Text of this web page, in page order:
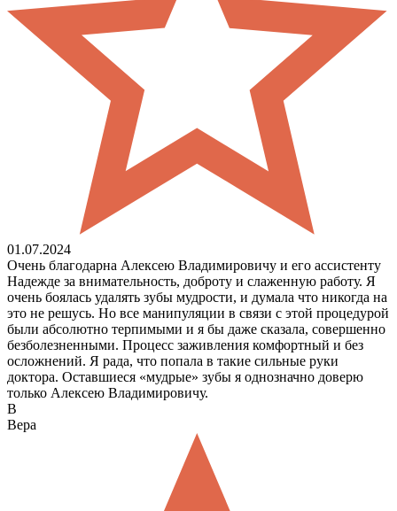
01.07.2024
Очень благодарна Алексею Владимировичу и его ассистенту
Надежде за внимательность, доброту и слаженную работу. Я
очень боялась удалять зубы мудрости, и думала что никогда на
это не решусь. Но все манипуляции в связи с этой процедурой
были абсолютно терпимыми и я бы даже сказала, совершенно
безболезненными. Процесс заживления комфортный и без
осложнений. Я рада, что попала в такие сильные руки
доктора. Оставшиеся «мудрые» зубы я однозначно доверю
только Алексею Владимировичу.
В
Вера